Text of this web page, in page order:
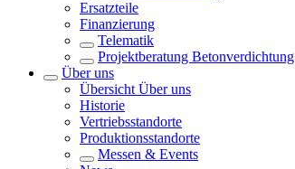
Ersatzteile
Finanzierung
Telematik
Projektberatung Betonverdichtung
Über uns
Übersicht Über uns
Historie
Vertriebsstandorte
Produktionsstandorte
Messen & Events